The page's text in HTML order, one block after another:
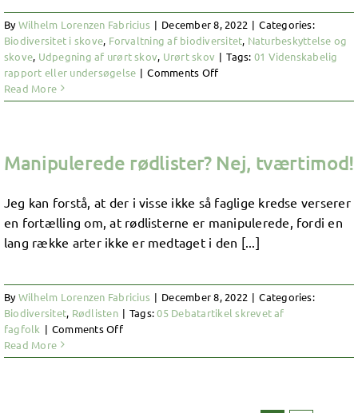
a
Rewilding
Area
ByWilhelm Lorenzen Fabricius | December 8, 2022 | Categories:
Biodiversitet i skove, Forvaltning af biodiversitet, Naturbeskyttelse og
skove, Udpegning af urørt skov, Urørt skov | Tags: 01 Videnskabelig
rapport eller undersøgelse | Comments Offon
(1992)
Read More
Manipulerede rødlister? Nej, tværtimod!
Jeg kan forstå, at der i visse ikke så faglige kredse verserer
en fortælling om, at rødlisterne er manipulerede, fordi en
lang række arter ikke er medtaget i den [...]
ByWilhelm Lorenzen Fabricius | December 8, 2022 | Categories:
Biodiversitet, Rødlisten | Tags:05 Debatartikel skrevet af
fagfolk | Comments Offon
rødlister?
Read More